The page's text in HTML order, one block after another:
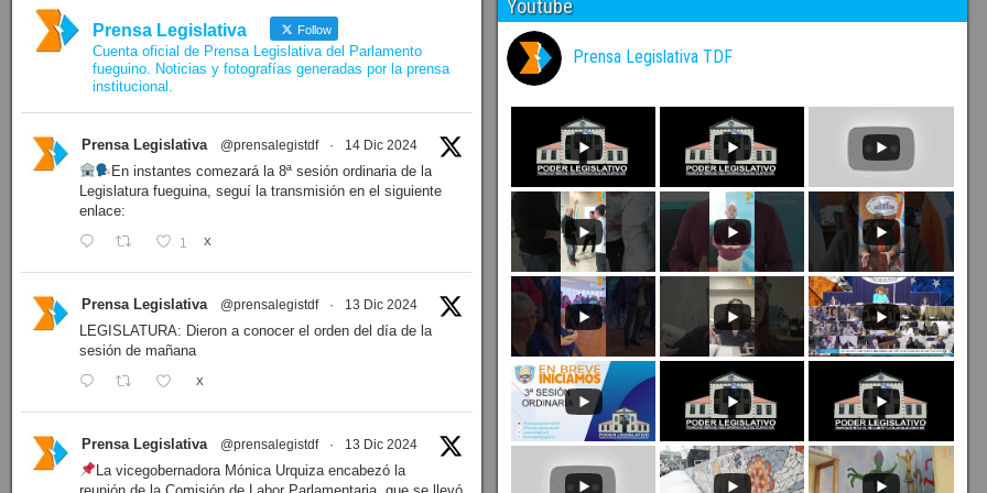
Prensa Legislativa Follow
Cuenta oficial de Prensa Legislativa del Parlamento
fueguino. Noticias y fotografías generadas por la prensa
institucional.
Prensa Legislativa @prensalegistdf · 14 Dic 2024
En instantes comezará la 8ª sesión ordinaria de la
Legislatura fueguina, seguí la transmisión en el siguiente
enlace:
1 X
Prensa Legislativa @prensalegistdf · 13 Dic 2024
LEGISLATURA: Dieron a conocer el orden del día de la
sesión de mañana
X
Prensa Legislativa @prensalegistdf · 13 Dic 2024
La vicegobernadora Mónica Urquiza encabezó la
Youtube
Prensa Legislativa TDF